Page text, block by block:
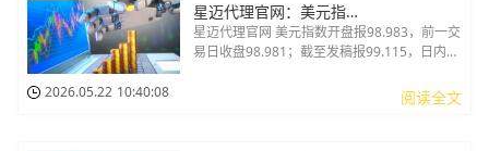
2026.05.22 10:40:08
星迈代理官网：美元指数得以稳住盘面小幅走高
星迈代理官网 美元指数开盘报98.983，前一交
易日收盘98.981；截至发稿报99.115，日内上
期美元小幅回落之后，市场看多情绪有所回
归，叠加美债收益率有所回暖，进一步提升美
阅读全文